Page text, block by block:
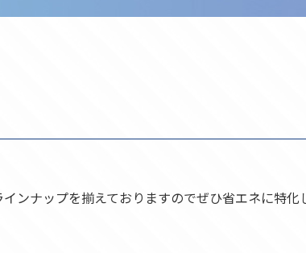
ンナップを揃えておりますのでぜひ省エネに特化